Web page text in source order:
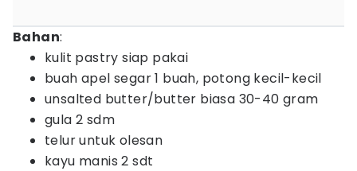
Bahan:
kulit pastry siap pakai
buah apel segar 1 buah, potong kecil-kecil
unsalted butter/butter biasa 30-40 gram
gula 2 sdm
telur untuk olesan
kayu manis 2 sdt